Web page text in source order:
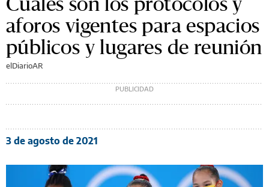
aforos vigentes para espacios
públicos y lugares de reunión
elDiarioAR
3 de agosto de 2021